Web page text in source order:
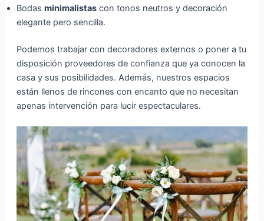
Bodas minimalistascon tonos neutros y decoración
elegante pero sencilla.
Podemos trabajar con decoradores externos o poner a tu
disposición proveedores de confianza que ya conocen la
casa y sus posibilidades. Además, nuestros espacios
están llenos de rincones con encanto que no necesitan
apenas intervención para lucir espectaculares.